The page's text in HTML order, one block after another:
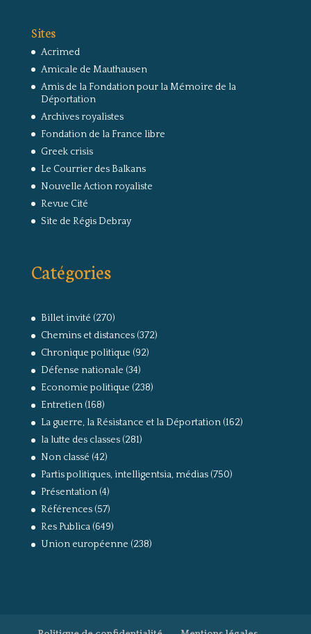
Sites
Acrimed
Amicale de Mauthausen
Amis de la Fondation pour la Mémoire de la
Déportation
Archives royalistes
Fondation de la France libre
Greek crisis
Le Courrier des Balkans
Nouvelle Action royaliste
Revue Cité
Site de Régis Debray
Catégories
Billet invité (270)
Chemins et distances(372)
Chronique politique (92)
Défense nationale (34)
Economie politique (238)
Entretien(168)
La guerre, la Résistance et la Déportation(162)
la lutte des classes(281)
Non classé (42)
Partis politiques, intelligentsia, médias(750)
Présentation(4)
Références(57)
Res Publica(649)
Union européenne (238)